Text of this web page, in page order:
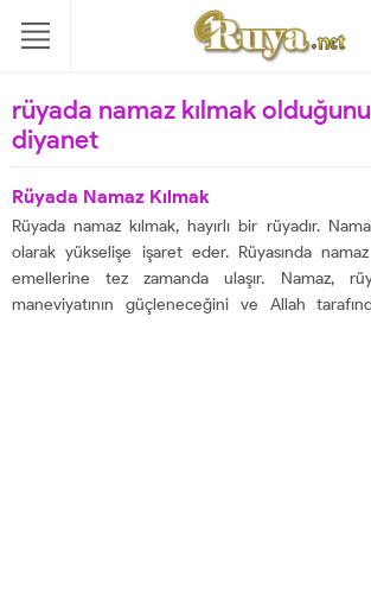
rüyada namaz kılmak
diyanet
Rüyada Namaz Kılmak
Rüyada namaz kılmak, hayırlı bir rüyadır.
olarak yükselişe işaret eder. Rüyasında namaz
emellerine tez zamanda ulaşır. Namaz,
maneviyatının güçleneceğini ve Allah